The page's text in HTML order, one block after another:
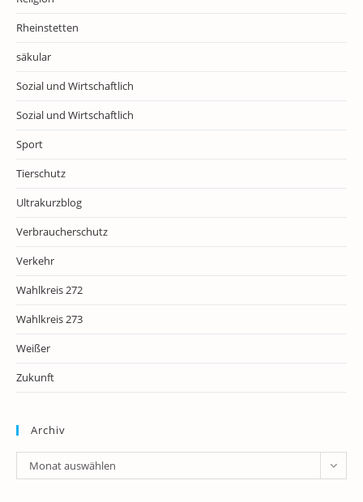
Rheinstetten
säkular
Sozial und Wirtschaftlich
Sozial und Wirtschaftlich
Sport
Tierschutz
Ultrakurzblog
Verbraucherschutz
Verkehr
Wahlkreis 272
Wahlkreis 273
Weißer
Zukunft
Archiv
Archiv
Monat auswählen